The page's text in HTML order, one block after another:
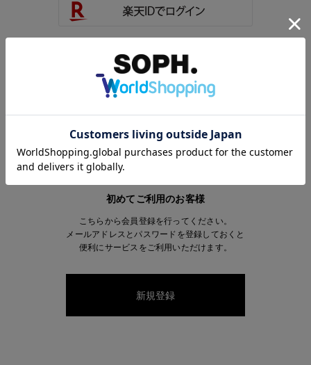
楽天IDをお持ちで、当ストアのアカウントを
お持ちでないお客様はこちらより
会員登録いただけます。
初めてご利用のお客様
こちらから会員登録を行ってください。
メールアドレスとパスワードを登録しておくと
便利にサービスをご利用いただけます。